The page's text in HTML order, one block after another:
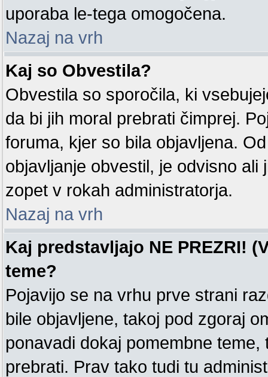
uporaba le-tega omogočena.
Nazaj na vrh
Kaj so Obvestila?
Obvestila so sporočila, ki
da bi jih moral prebrati čimprej.
foruma, kjer so bila objavljena.
objavljanje obvestil, je odvisno ali
zopet v rokah administratorja.
Nazaj na vrh
Kaj predstavljajo NE PREZRI!
teme?
Pojavijo se na vrhu prve strani
bile objavljene, takoj pod zgoraj
ponavadi dokaj pomembne
prebrati. Prav tako tudi tu